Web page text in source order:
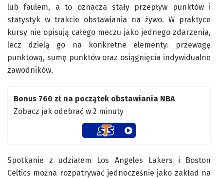
lub faulem, a to oznacza stały przepływ punktów i
statystyk w trakcie obstawiania na żywo. W praktyce
kursy nie opisują całego meczu jako jednego zdarzenia,
lecz dzielą go na konkretne elementy: przewagę
punktową, sumę punktów oraz osiągnięcia indywidualne
zawodników.
Bonus 760 zł na początek obstawiania NBA
Zobacz jak odebrać w 2 minuty
Spotkanie z udziałem Los Angeles Lakers i Boston
Celtics można rozpatrywać jednocześnie jako zakład na